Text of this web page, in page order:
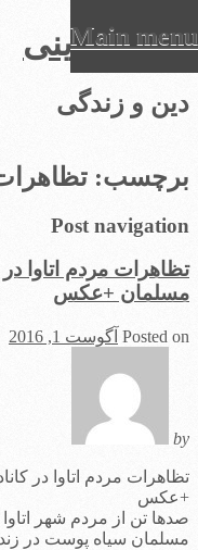
عرفان دینی
دین و زندگی
Main menu
to
content
برچسب:
Post navigation
تظاهرات مردم اتاوا
مسلمان +عکس
Posted on آگوست 1, 2016
by
تظاهرات مردم اتاوا در
+عکس
صدها تن از مردم شهر
مسلمان سیاه پوست در